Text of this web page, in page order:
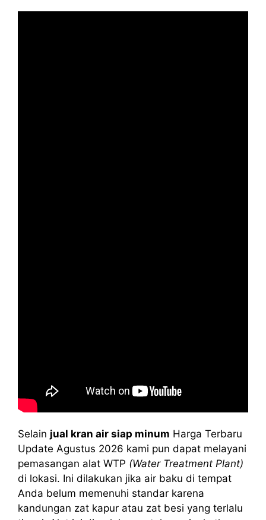
Selain jual kran air siap minum Harga Terbaru
Update Agustus 2026 kami pun dapat melayani
pemasangan alat WTP (Water Treatment Plant)
di lokasi. Ini dilakukan jika air baku di tempat
Anda belum memenuhi standar karena
kandungan zat kapur atau zat besi yang terlalu